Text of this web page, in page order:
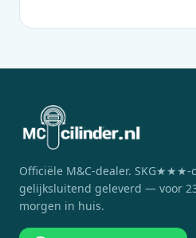
Officiële M&C-dealer. SKG★★★-
gelijksluitend geleverd — voor
morgen in huis.